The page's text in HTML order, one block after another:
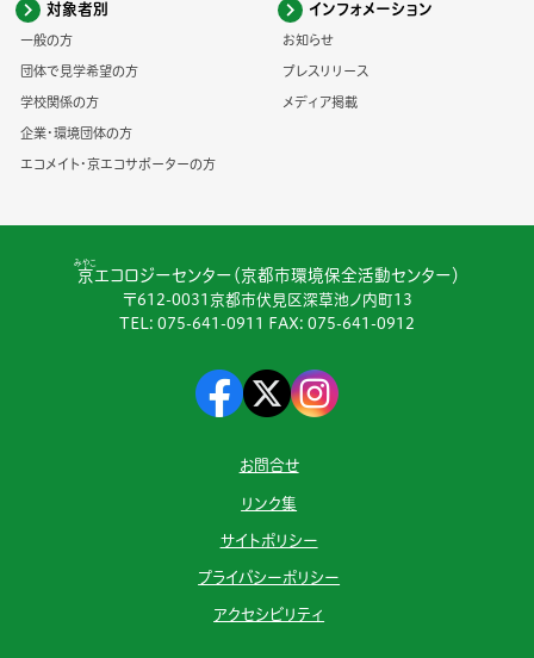
対象者別
一般の方
団体で見学希望の方
学校関係の方
企業・環境団体の方
エコメイト・京エコサポーターの方
インフォメーション
お知らせ
プレスリリース
メディア掲載
京
みやこ
エコロジーセンター（京都市環境保全活動センター）
〒612-0031京都市伏見区深草池ノ内町13
TEL: 075-641-0911 FAX: 075-641-0912
お問合せ
リンク集
サイトポリシー
プライバシーポリシー
アクセシビリティ